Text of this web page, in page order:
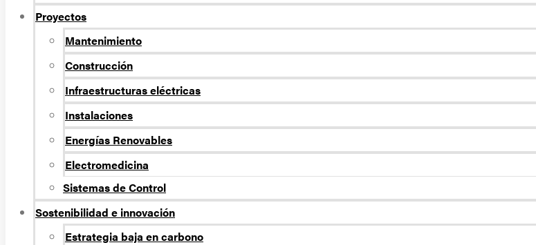
Proyectos
Mantenimiento
Construcción
Infraestructuras eléctricas
Instalaciones
Energías Renovables
Electromedicina
Sistemas de Control
Sostenibilidad e innovación
Estrategia baja en carbono